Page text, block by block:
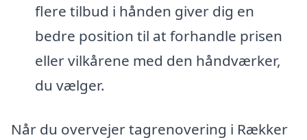
flere tilbud i hånden giver dig en
bedre position til at forhandle prisen
eller vilkårene med den håndværker,
du vælger.
Når du overvejer tagrenovering i Rækker